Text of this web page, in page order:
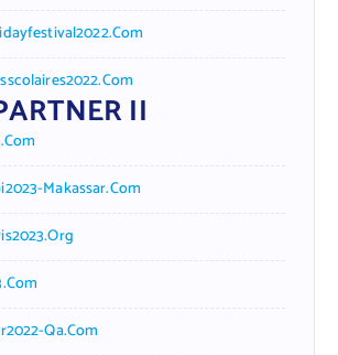
II
Makassar.com
Qa.com